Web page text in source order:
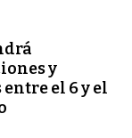
y
el 6 y el